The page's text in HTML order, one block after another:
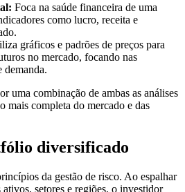
Foca na saúde financeira de uma
como lucro, receita e
gráficos e padrões de preços para
no mercado, focando nas
demanda.
uma combinação de ambas as análises
mais completa do mercado e das
diversificado
da gestão de risco. Ao espalhar
setores e regiões, o investidor